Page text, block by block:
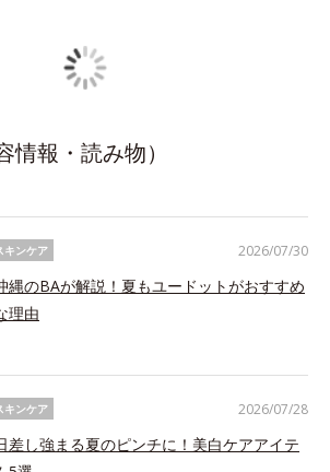
情報・読み物）
キンケア
縄のBAが解説！夏もユードットがおすすめ
理由
2026/07/30
キンケア
差し強まる夏のピンチに！美白ケアアイテ
2026/07/28